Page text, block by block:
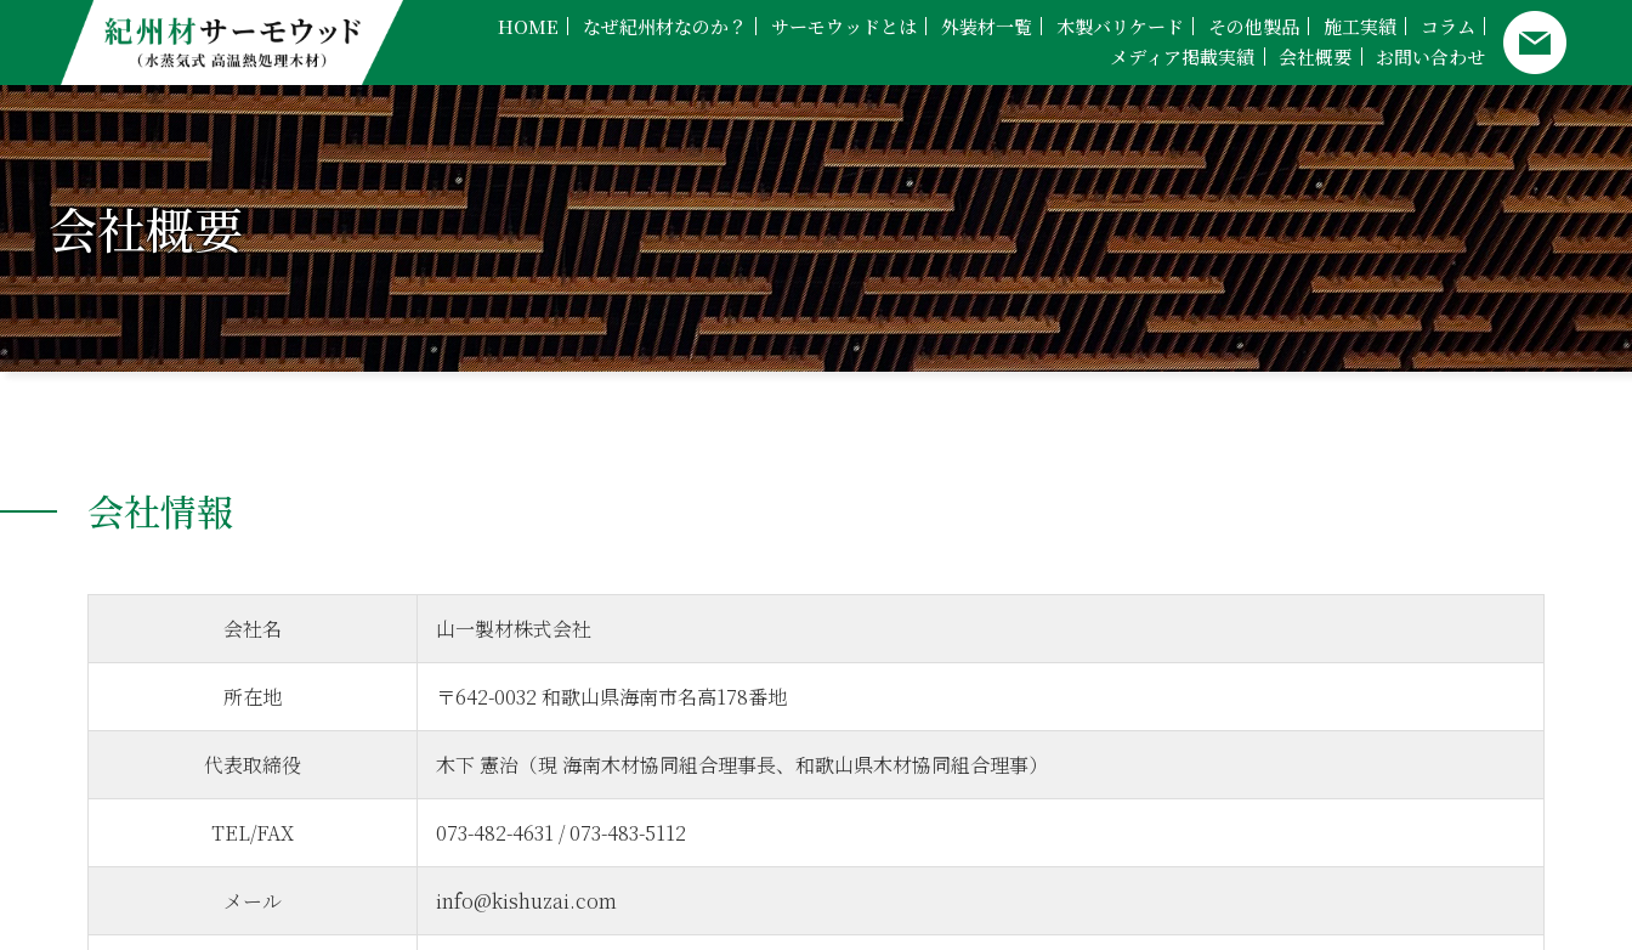
HOME なぜ紀州材なのか？ サーモウッドとは 外装材一覧 木製バリケード その他製品 施工実績
コラム
メディア掲載実績
会社概要 お問い合わせ
会社概要
会社情報
会社名 山一製材株式会社
所在地 〒642-0032 和歌山県海南市名高178番地
代表取締役 木下 憲治（現 海南木材協同組合理事長、和歌山県木材協同組合理事）
TEL/FAX 073-482-4631 / 073-483-5112
メール info@kishuzai.com